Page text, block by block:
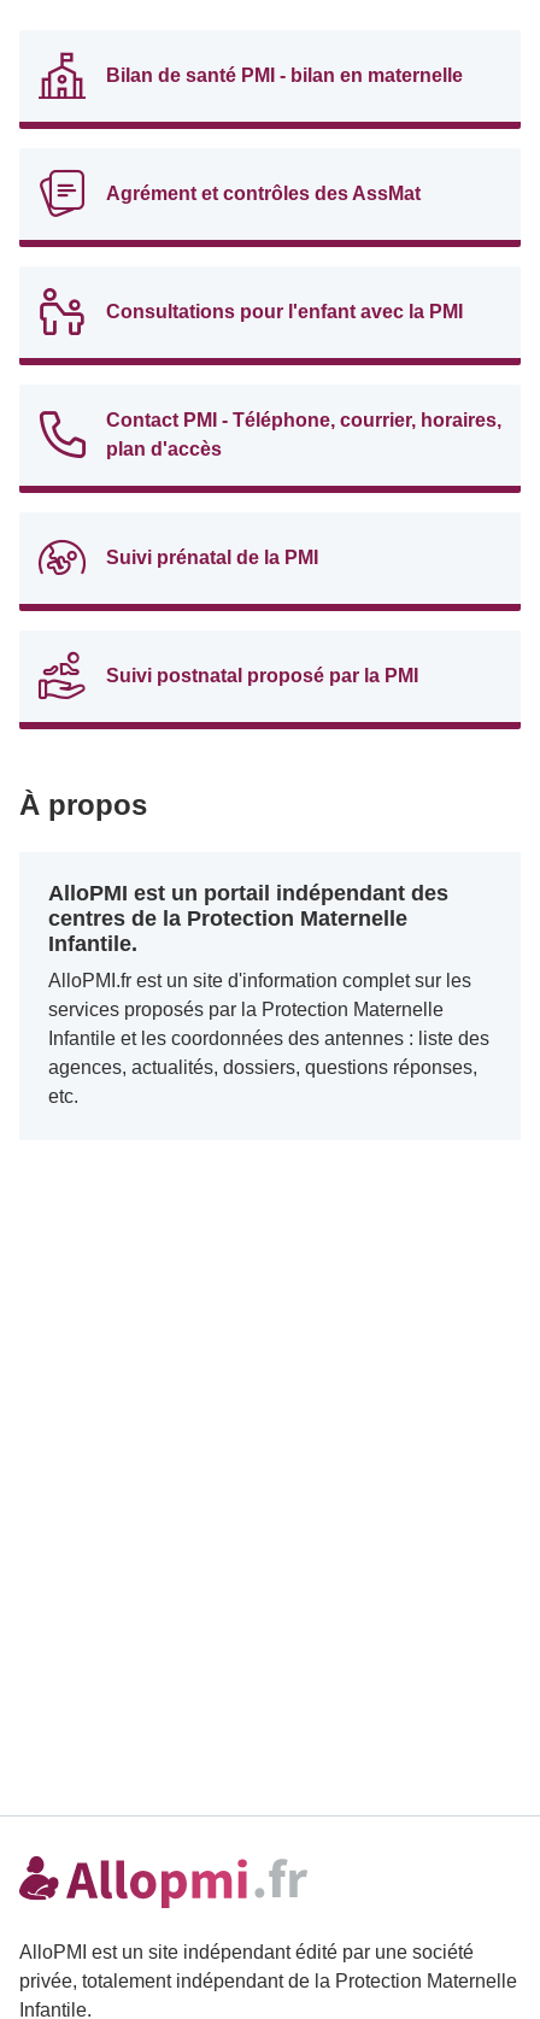
Bilan de santé PMI - bilan en maternelle
Agrément et contrôles des AssMat
Consultations pour l'enfant avec la PMI
Contact PMI - Téléphone, courrier, horaires,
plan d'accès
Suivi prénatal de la PMI
Suivi postnatal proposé par la PMI
À propos
AlloPMI est un portail indépendant des
centres de la Protection Maternelle
Infantile.
AlloPMI.fr est un site d'information complet sur les
services proposés par la Protection Maternelle
Infantile et les coordonnées des antennes : liste des
agences, actualités, dossiers, questions réponses,
etc.
AlloPMI est un site indépendant édité par une société
privée, totalement indépendant de la Protection Maternelle
Infantile.